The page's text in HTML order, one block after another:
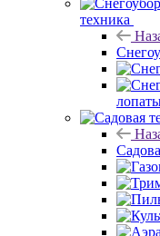
техника